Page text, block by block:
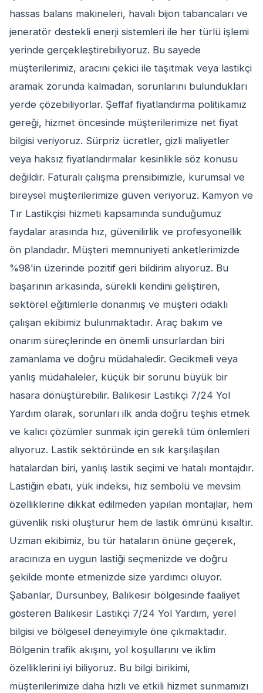
hassas balans makineleri, havalı bijon tabancaları ve
jeneratör destekli enerji sistemleri ile her türlü işlemi
yerinde gerçekleştirebiliyoruz. Bu sayede
müşterilerimiz, aracını çekici ile taşıtmak veya lastikçi
aramak zorunda kalmadan, sorunlarını bulundukları
yerde çözebiliyorlar. Şeffaf fiyatlandırma politikamız
gereği, hizmet öncesinde müşterilerimize net fiyat
bilgisi veriyoruz. Sürpriz ücretler, gizli maliyetler
veya haksız fiyatlandırmalar kesinlikle söz konusu
değildir. Faturalı çalışma prensibimizle, kurumsal ve
bireysel müşterilerimize güven veriyoruz. Kamyon ve
Tır Lastikçisi hizmeti kapsamında sunduğumuz
faydalar arasında hız, güvenilirlik ve profesyonellik
ön plandadır. Müşteri memnuniyeti anketlerimizde
%98'in üzerinde pozitif geri bildirim alıyoruz. Bu
başarının arkasında, sürekli kendini geliştiren,
sektörel eğitimlerle donanmış ve müşteri odaklı
çalışan ekibimiz bulunmaktadır. Araç bakım ve
onarım süreçlerinde en önemli unsurlardan biri
zamanlama ve doğru müdahaledir. Gecikmeli veya
yanlış müdahaleler, küçük bir sorunu büyük bir
hasara dönüştürebilir. Balıkesir Lastikçi 7/24 Yol
Yardım olarak, sorunları ilk anda doğru teşhis etmek
ve kalıcı çözümler sunmak için gerekli tüm önlemleri
alıyoruz. Lastik sektöründe en sık karşılaşılan
hatalardan biri, yanlış lastik seçimi ve hatalı montajdır.
Lastiğin ebatı, yük indeksi, hız sembolü ve mevsim
özelliklerine dikkat edilmeden yapılan montajlar, hem
güvenlik riski oluşturur hem de lastik ömrünü kısaltır.
Uzman ekibimiz, bu tür hataların önüne geçerek,
aracınıza en uygun lastiği seçmenizde ve doğru
şekilde monte etmenizde size yardımcı oluyor.
Şabanlar, Dursunbey, Balıkesir bölgesinde faaliyet
gösteren Balıkesir Lastikçi 7/24 Yol Yardım, yerel
bilgisi ve bölgesel deneyimiyle öne çıkmaktadır.
Bölgenin trafik akışını, yol koşullarını ve iklim
özelliklerini iyi biliyoruz. Bu bilgi birikimi,
müşterilerimize daha hızlı ve etkili hizmet sunmamızı